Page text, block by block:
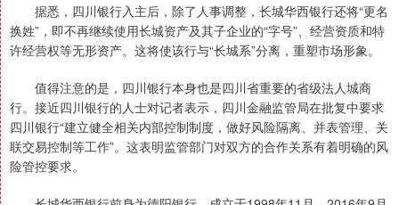
据悉，四川银行入主后，除了人事调整，长城华西银行还将“更名
换姓”，即不再继续使用长城资产及其子企业的“字号”、经营资质和特
许经营权等无形资产。这将使该行与“长城系”分离，重塑市场形象。
值得注意的是，四川银行本身也是四川省重要的省级法人城商
行。接近四川银行的人士对记者表示，四川金融监管局在批复中要求
四川银行“建立健全相关内部控制制度，做好风险隔离、并表管理、关
联交易控制等工作”。这表明监管部门对双方的合作关系有着明确的风
险管控要求。